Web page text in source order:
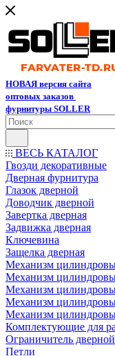
НОВАЯ версия сайта
оптовых заказов
фурнитуры SOLLER
ВЕСЬ КАТАЛОГ
Гвозди декоративные
Дверная фурнитура
Глазок дверной
Доводчик дверной
Завертка дверная
Задвижка дверная
Ключевина
Защелка дверная
Механизм
Механизм
Механизм
Механизм
Механизм
Комплектующие для
Ограничитель дверной
Петли